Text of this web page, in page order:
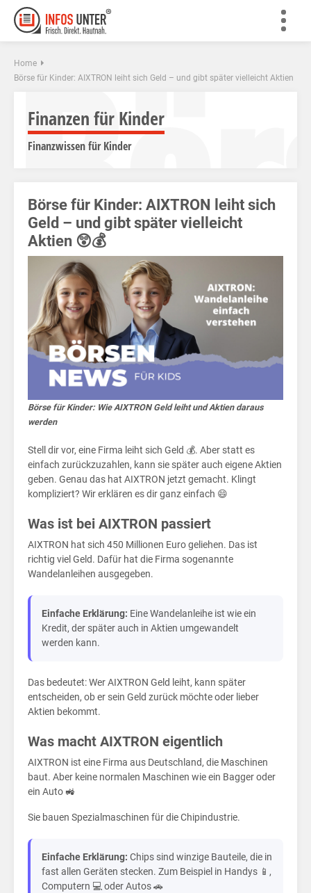
Home
Börse für Kinder: AIXTRON leiht sich Geld – und gibt später vielleicht Aktien
für
Finanzen für Kinder
Finanzwissen für Kinder
Börse für Kinder: AIXTRON leiht sich
Geld – und gibt später vielleicht
Aktien 😲💰
Börse für Kinder: Wie AIXTRON Geld leiht und Aktien daraus
werden
Stell dir vor, eine Firma leiht sich Geld 💰. Aber statt es
einfach zurückzuzahlen, kann sie später auch eigene Aktien
geben. Genau das hat AIXTRON jetzt gemacht. Klingt
kompliziert? Wir erklären es dir ganz einfach 😄
Was ist bei AIXTRON passiert
AIXTRON hat sich 450 Millionen Euro geliehen. Das ist
richtig viel Geld. Dafür hat die Firma sogenannte
Wandelanleihen ausgegeben.
Einfache Erklärung: Eine Wandelanleihe ist wie ein
Kredit, der später auch in Aktien umgewandelt
werden kann.
Das bedeutet: Wer AIXTRON Geld leiht, kann später
entscheiden, ob er sein Geld zurück möchte oder lieber
Aktien bekommt.
Was macht AIXTRON eigentlich
AIXTRON ist eine Firma aus Deutschland, die Maschinen
baut. Aber keine normalen Maschinen wie ein Bagger oder
ein Auto 🚜
Sie bauen Spezialmaschinen für die Chipindustrie.
Einfache Erklärung: Chips sind winzige Bauteile, die in
fast allen Geräten stecken. Zum Beispiel in Handys 📱,
Computern 💻 oder Autos 🚗